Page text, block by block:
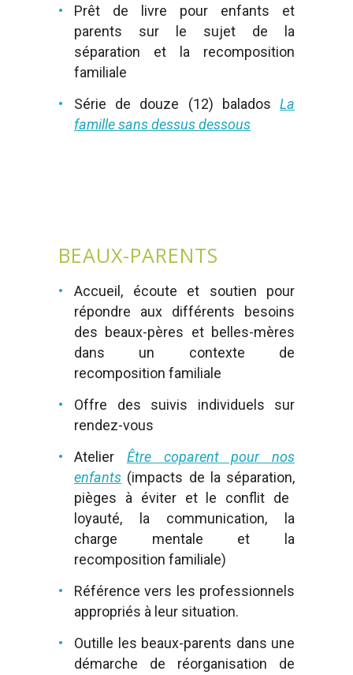
Prêt de livre pour enfants et
parents sur le sujet de la
séparation et la recomposition
familiale
Série de douze (12) balados La
famille sans dessus dessous
BEAUX-PARENTS
Accueil, écoute et soutien pour
répondre aux différents besoins
des beaux-pères et belles-mères
dans un contexte de
recomposition familiale
Offre des suivis individuels sur
rendez-vous
Atelier Être coparent pour nos
enfants (impacts de la séparation,
pièges à éviter et le conflit de
loyauté, l a communication, l a
charge mentale et la
recomposition familiale)
Référence vers les professionnels
appropriés à leur situation.
Outille les beaux-parents dans une
démarche de réorganisation de